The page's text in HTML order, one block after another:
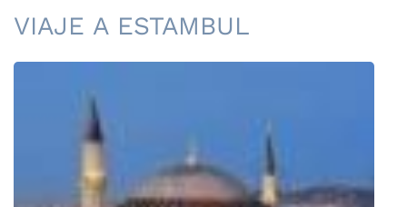
VIAJE A ESTAMBUL